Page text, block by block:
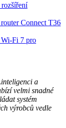
Connect T36
Wi-Fi 7 pro
a
velmi snadné
systém
výrobců vedle